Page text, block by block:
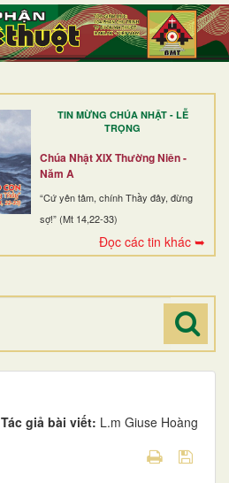
TIN MỪNG CHÚA NHẬT - LỄ
TRỌNG
Chúa Nhật XIX Thường Niên -
Năm A
“Cứ yên tâm, chính Thầy đây, đừng
sợ!” (Mt 14,22-33)
Đọc các tin khác ➥
Tác giả bài viết: L.m Giuse Hoàng